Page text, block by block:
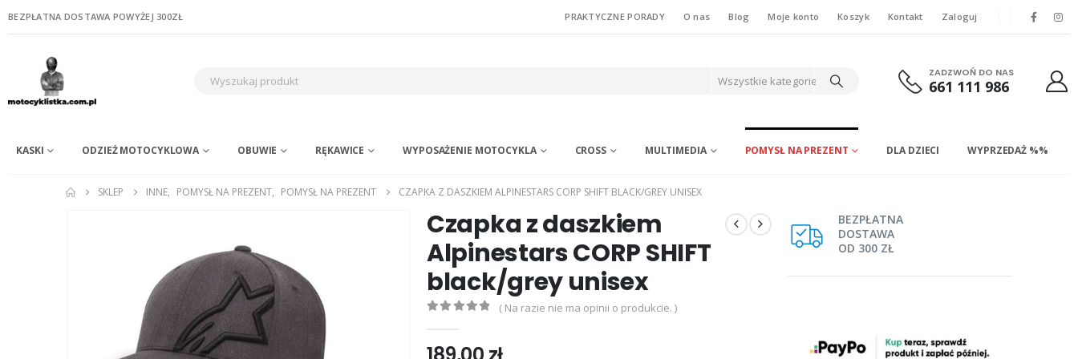
BEZPŁATNA DOSTAWA POWYŻEJ 300ZŁ PRAKTYCZNE PORADY O nas Blog Moje konto Koszyk Kontakt Zaloguj
Wszystkie kategorie
ZADZWOŃ DO NAS
661 111 986
KASKI ODZIEŻ MOTOCYKLOWA OBUWIE RĘKAWICE WYPOSAŻENIE MOTOCYKLA CROSS MULTIMEDIA POMYSŁ NA PREZENT DLA DZIECI WYPRZEDAŻ %%
SKLEP INNE, POMYSŁ NA PREZENT, POMYSŁ NA PREZENT CZAPKA Z DASZKIEM ALPINESTARS CORP SHIFT BLACK/GREY UNISEX
Czapka z daszkiem
Alpinestars CORP SHIFT
black/grey unisex
( Na razie nie ma opinii o produkcie. )
BEZPŁATNA
DOSTAWA
OD 300 ZŁ